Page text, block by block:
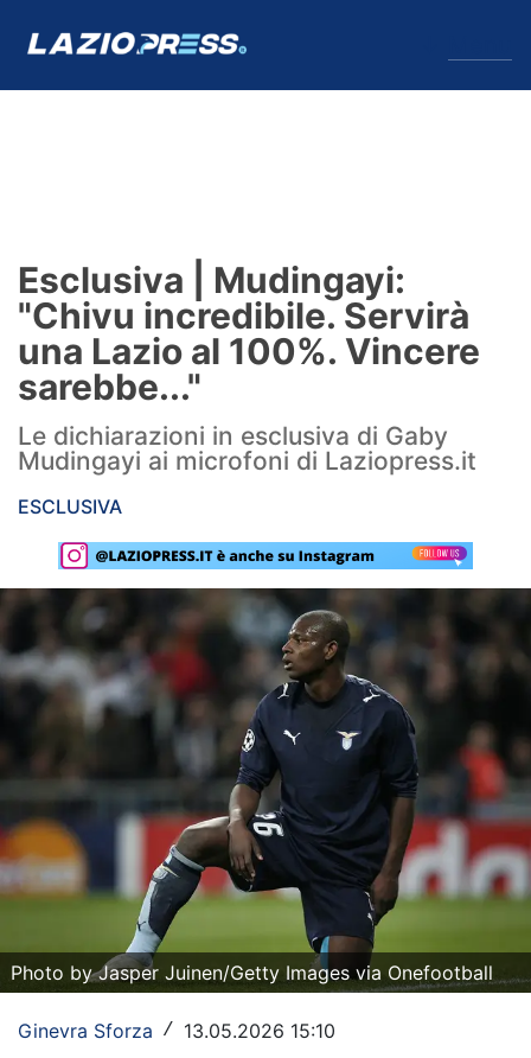
Formello
Infortuni
Primavera
Calciomercato
Lazio Women
Rassegna Lazio
Social
Calcio
Serie A
Champions League
Europa League
Altri Sport
Formula 1
Tennis
Vela
Esclusiva | Mudingayi:
"Chivu incredibile. Servirà
una Lazio al 100%. Vincere
sarebbe..."
Le dichiarazioni in esclusiva di Gaby
Mudingayi ai microfoni di Laziopress.it
ESCLUSIVA
Photo by Jasper Juinen/Getty Images via Onefootball
Ginevra Sforza / 13.05.2026 15:10